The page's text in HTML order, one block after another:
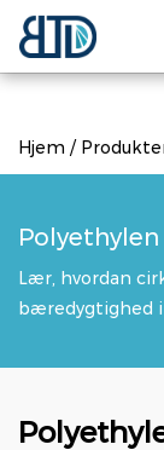
Hjem /
Lær, hvordan
bæredygtighed